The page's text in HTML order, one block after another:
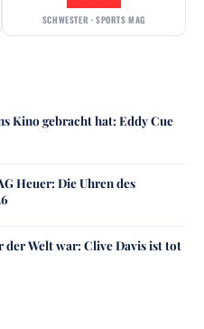
SCHWESTER · SPORTS MAG
Kino gebracht hat: Eddy Cue
Heuer: Die Uhren des
der Welt war: Clive Davis ist tot